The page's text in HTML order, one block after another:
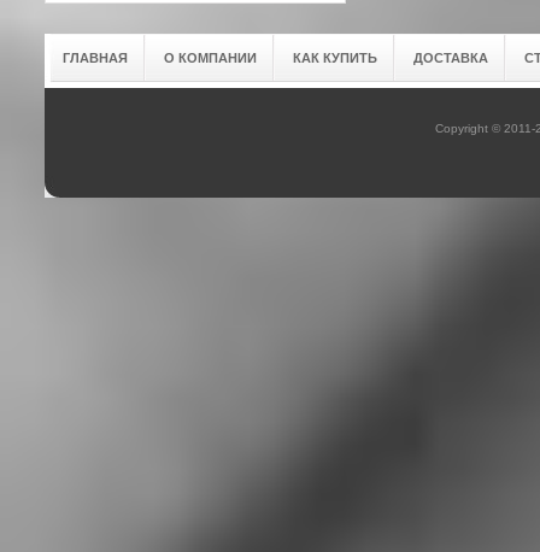
ГЛАВНАЯ О КОМПАНИИ КАК КУПИТЬ ДОСТАВКА
Copyright © 2011-